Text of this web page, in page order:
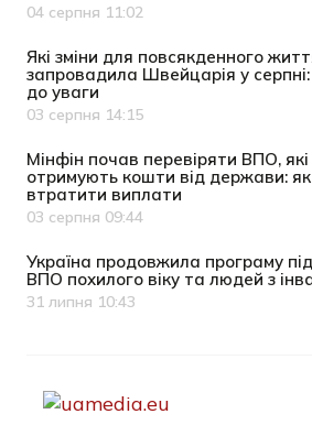
Дата публікації
04 серпня 11:02
Які зміни для повсякденного
запровадила Швейцарія у серпні:
до уваги
Дата публікації
03 серпня 14:15
Мінфін почав перевіряти ВПО, які
отримують кошти від держави:
втратити виплати
Дата публікації
03 серпня 09:44
Україна продовжила програму
ВПО похилого віку та людей з
Дата публікації
31 липня 10:43